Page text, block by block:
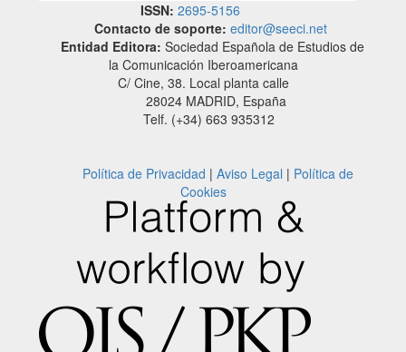
ISSN: 2695-5156
Contacto de soporte: editor@seeci.net
Entidad Editora: Sociedad Española de Estudios de
la Comunicación Iberoamericana
C/ Cine, 38. Local planta calle
28024 MADRID, España
Telf. (+34) 663 935312
Política de Privacidad | Aviso Legal | Política de
Cookies